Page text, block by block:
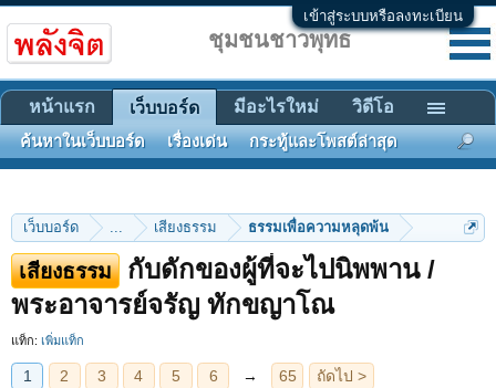
เข้าสู่ระบบหรือลงทะเบียน
เว็บบอร์ด ... เสียงธรรม ธรรมเพื่อความหลุดพ้น
เสียงธรรม
กับดักของผู้ที่จะไปนิพพาน /
พระอาจารย์จรัญ ทักขญาโณ
แท็ก: เพิ่มแท็ก
1 2 3 4 5 6 → 65 ถัดไป >
ชุมชนชาวพุทธ
หน้าแรก เว็บบอร์ด
ค้นหาในเว็บบอร์ด เรื่องเด่น กระทู้และโพสต์ล่าสุด
มีอะไรใหม่ วิดีโอ